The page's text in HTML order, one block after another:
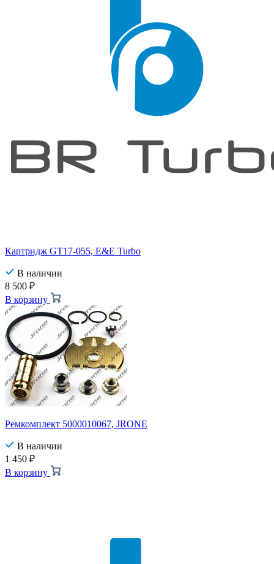
Картридж GT17-055, E&E Turbo
В наличии
8 500 ₽
В корзину
Ремкомплект 5000010067, JRONE
В наличии
1 450 ₽
В корзину